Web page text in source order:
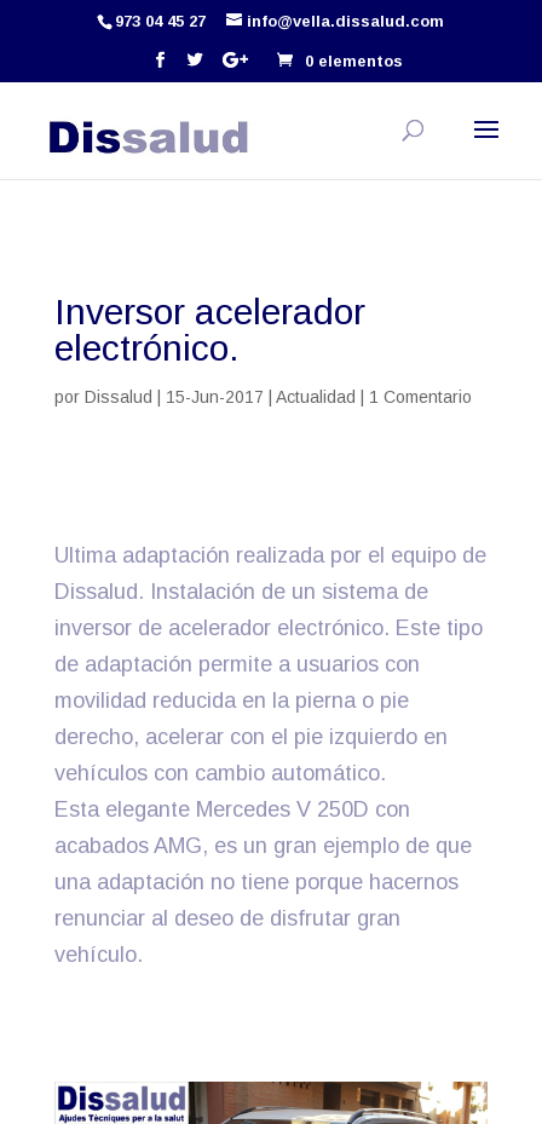
973 04 45 27 info@vella.dissalud.com
0 elementos
Inversor acelerador
electrónico.
por Dissalud 15-Jun-2017 Actualidad 1 Comentario
Ultima adaptación realizada por el equipo de
Dissalud. Instalación de un sistema de
inversor de acelerador electrónico. Este tipo
de adaptación permite a usuarios con
movilidad reducida en la pierna o pie
derecho, acelerar con el pie izquierdo en
vehículos con cambio automático.
Esta elegante Mercedes V 250D con
acabados AMG, es un gran ejemplo de que
una adaptación no tiene porque hacernos
renunciar al deseo de disfrutar gran
vehículo.